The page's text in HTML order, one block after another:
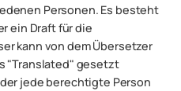
Personen. Es besteht
ein Draft für die
kann von dem Übersetzer
"Translated" gesetzt
jede berechtigte Person